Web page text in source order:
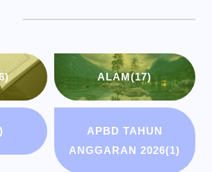
ALAM(17)
APBD TAHUN
ANGGARAN 2026(1)